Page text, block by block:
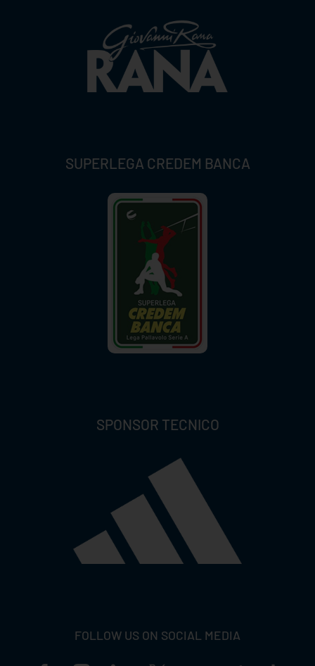
SUPERLEGA CREDEM BANCA
SPONSOR TECNICO
FOLLOW US ON SOCIAL MEDIA